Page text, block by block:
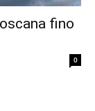
fino
0